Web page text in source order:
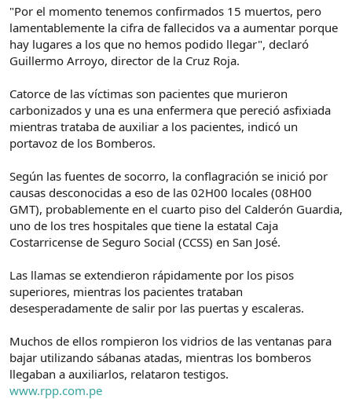
"Por el momento tenemos confirmados 15 muertos, pero
lamentablemente la cifra de fallecidos va a aumentar porque
hay lugares a los que no hemos podido llegar", declaró
Guillermo Arroyo, director de la Cruz Roja.
Catorce de las víctimas son pacientes que murieron
carbonizados y una es una enfermera que pereció asfixiada
mientras trataba de auxiliar a los pacientes, indicó un
portavoz de los Bomberos.
Según las fuentes de socorro, la conflagración se inició por
causas desconocidas a eso de las 02H00 locales (08H00
GMT), probablemente en el cuarto piso del Calderón Guardia,
uno de los tres hospitales que tiene la estatal Caja
Costarricense de Seguro Social (CCSS) en San José.
Las llamas se extendieron rápidamente por los pisos
superiores, mientras los pacientes trataban
desesperadamente de salir por las puertas y escaleras.
Muchos de ellos rompieron los vidrios de las ventanas para
bajar utilizando sábanas atadas, mientras los bomberos
llegaban a auxiliarlos, relataron testigos.
www.rpp.com.pe